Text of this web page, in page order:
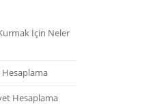
İçin Neler
Hesaplama